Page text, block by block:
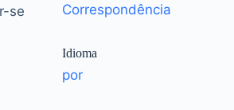
se
Correspondência
Idioma
por